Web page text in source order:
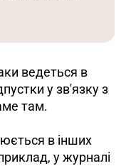
ведеться в
у зв'язку з
там.
в інших
у журналі